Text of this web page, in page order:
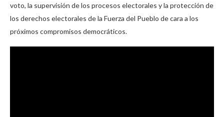
voto, la supervisión de los procesos electorales y la protección de
los derechos electorales de la Fuerza del Pueblo de cara a los
próximos compromisos democráticos.